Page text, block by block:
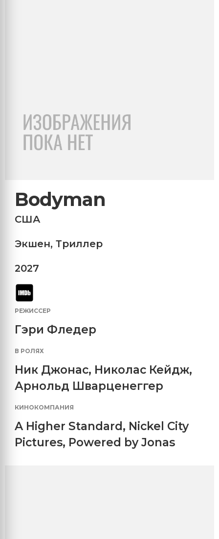
Bodyman
США
Экшен, Триллер
2027
РЕЖИССЕР
Гэри Фледер
В РОЛЯХ
Ник Джонас, Николас Кейдж,
Арнольд Шварценеггер
КИНОКОМПАНИЯ
A Higher Standard, Nickel City
Pictures, Powered by Jonas